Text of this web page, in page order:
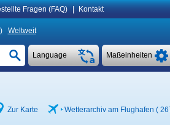
Fragen (FAQ) Kontakt
Weltweit
Maßeinheiten
Language
Zur Karte Wetterarchiv am Flughafen (